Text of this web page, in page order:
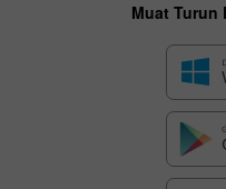
Muat Turun